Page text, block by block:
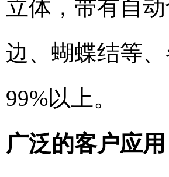
立体，带有自
边、蝴蝶结等
99%以上。
广泛的客户应用